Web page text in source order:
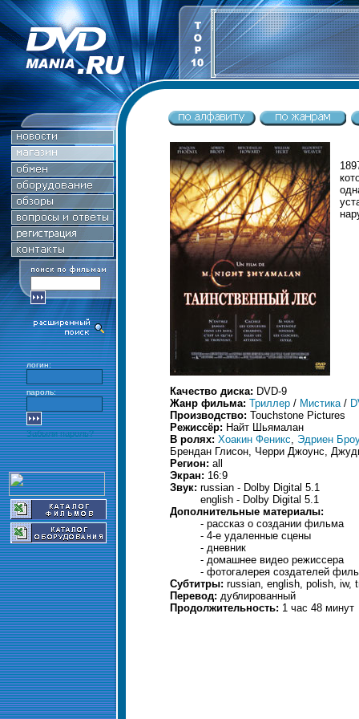
логин:
пароль:
Забыли пароль?
Качество диска: DVD-9
Жанр фильма: Триллер / Мистика/
Производство: Touchstone Pictures
Режиссёр: Найт Шьямалан
В ролях: Хоакин Феникс, Эдриен
Брендан Глисон, Черри Джоунс,
Регион: all
Экран: 16:9
Звук: russian - Dolby Digital 5.1
english - Dolby Digital 5.1
Дополнительные материалы:
- рассказ о создании фильма
- 4-е удаленные сцены
- дневник
- домашнее видео режиссера
- фотогалерея создателей
Субтитры: russian, english, polish, iw,
Перевод: дублированный
Продолжительность: 1 час 48 минут